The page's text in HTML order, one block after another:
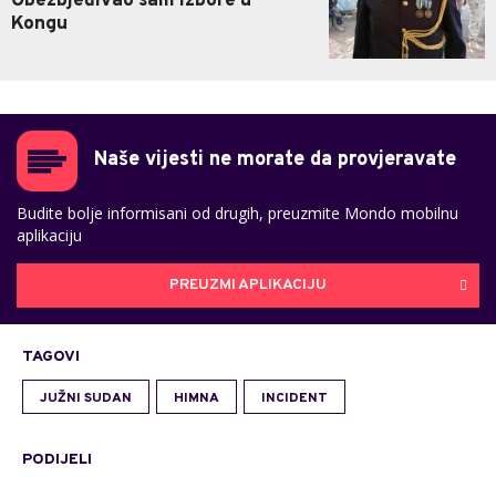
Kongu
Naše vijesti ne morate da provjeravate
Budite bolje informisani od drugih, preuzmite Mondo mobilnu
aplikaciju
PREUZMI APLIKACIJU
TAGOVI
JUŽNI SUDAN HIMNA INCIDENT
PODIJELI